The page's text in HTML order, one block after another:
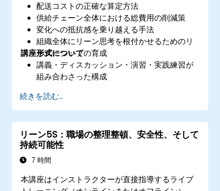
配送コストの正確な算定方法
供給チェーン全体における総費用の削減策
変化への抵抗感を乗り越える手法
組織全体にリーン思考を根付かせるためのリ
ーダーシップの育成
講座形式について
講義・ディスカッション・演習・実践練習が
組み合わさった構成
続きを読む...
リーン5S：職場の整理整頓、安全性、そして
持続可能性
7 時間
本講座はインストラクターが直接指導するライブ